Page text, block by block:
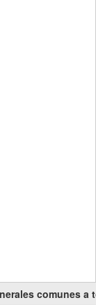
comunes a